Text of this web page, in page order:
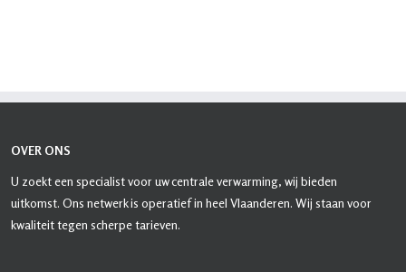
OVER ONS
U zoekt een specialist voor uw centrale verwarming, wij bieden
uitkomst. Ons netwerk is operatief in heel Vlaanderen. Wij staan voor
kwaliteit tegen scherpe tarieven.